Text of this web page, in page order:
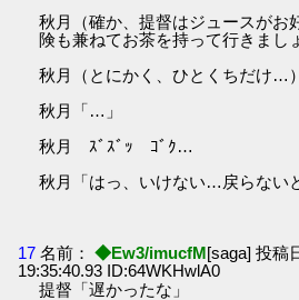
秋月（確か、提督はジュースが
険も兼ねてお茶を持って行きまし
秋月（とにかく、ひとくちだけ…
秋月「…」
秋月 ｽﾞｽﾞｯ ｺﾞｸ…
秋月「はっ、いけない…戻らない
17 名前： ◆Ew3/imucfM[saga] 投稿
19:35:40.93 ID:64WKHwlA0
提督「遅かったな」